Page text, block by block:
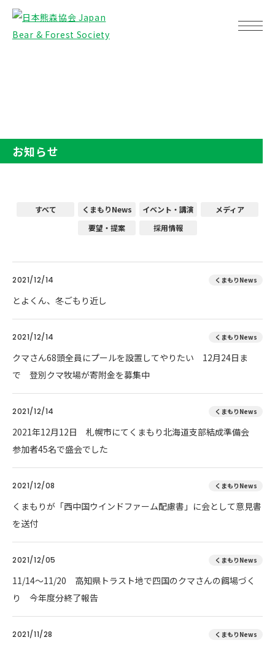
お知らせ
すべて くまもりNews イベント・講演
メディア
要望・提案
採用情報
2021/12/14 くまもりNews
とよくん、冬ごもり近し
2021/12/14 くまもりNews
クマさん68頭全員にプールを設置してやりたい 12月24日ま
で 登別クマ牧場が寄附金を募集中
2021/12/14 くまもりNews
2021年12月12日 札幌市にてくまもり北海道支部結成準備会
参加者45名で盛会でした
2021/12/08 くまもりNews
くまもりが「西中国ウインドファーム配慮書」に会として意見書
を送付
2021/12/05 くまもりNews
11/14～11/20 高知県トラスト地で四国のクマさんの餌場づく
り 今年度分終了報告
2021/11/28 くまもりNews